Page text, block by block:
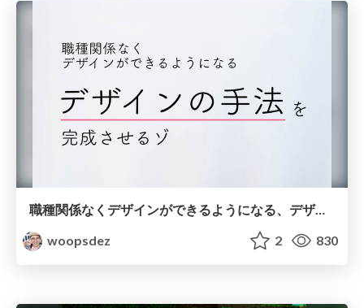
職種関係なくデザインができるようになる、デザインの手法を完成させるゾ
woopsdez
2 830